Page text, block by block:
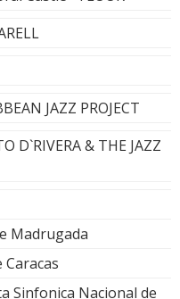
JAZZ PROJECT
D`RIVERA & THE JAZZ
Madrugada
Sinfonica Nacional de